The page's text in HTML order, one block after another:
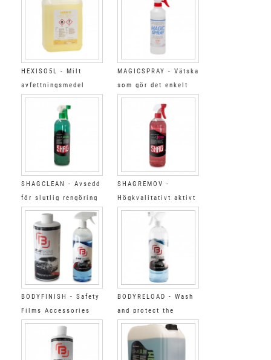
HEXISO5L - Milt
avfettningsmedel
MAGICSPRAY - Vätska
som gör det enkelt
att använda skrapa
SHAGCLEAN - Avsedd
för slutlig rengöring
1L
SHAGREMOV -
Högkvalitativt aktivt
rengöringsmedel 1L
BODYFINISH - Safety
Films Accessories
Cleaning&polyshing
kit BODY
BODYRELOAD - Wash
and protect the
BODYFENCE films